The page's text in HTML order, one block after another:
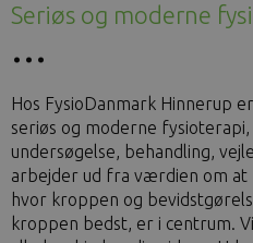
Seriøs og moderne
Hos FysioDanmark Hinnerup
seriøs og moderne
undersøgelse, behandling,
arbejder ud fra værdien om
hvor kroppen og
kroppen bedst, er i centrum.